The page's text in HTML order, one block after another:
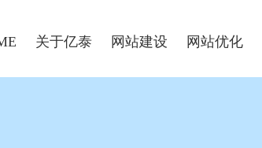
关于亿泰 网站建设 网站优化